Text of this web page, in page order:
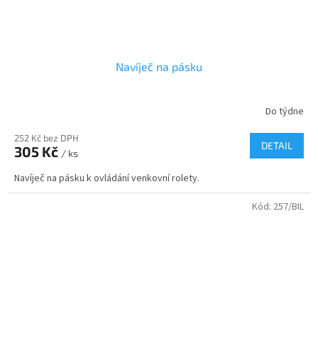
Navíječ na pásku
Do týdne
252 Kč bez DPH
305 Kč / ks
DETAIL
Navíječ na pásku k ovládání venkovní rolety.
Kód: 257/BIL